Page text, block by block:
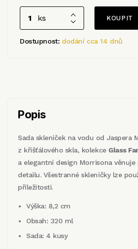
ks
Dostupnost: dodání cca 14 dnů
Popis
Sada skleniček na vodu od Jaspera
z křišťálového skla, kolekce Glass
a elegantní design Morrisona
detailu. Všestranné skleničky lze
příležitosti.
Výška: 8,2 cm
Obsah: 320 ml
Sada: 4 kusy